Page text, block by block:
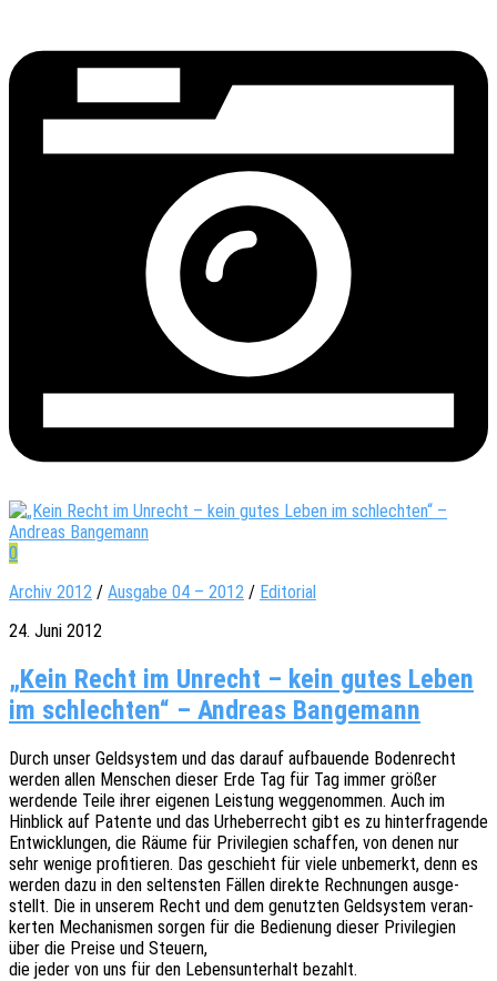
0
Archiv 2012 / Ausgabe 04 – 2012 / Editorial
24. Juni 2012
„Kein Recht im Unrecht – kein gutes Leben
im schlechten“ – Andreas Bangemann
Durch unser Geld­sys­tem und das darauf aufbau­en­de Boden­recht
werden allen Menschen dieser Erde Tag für Tag immer größer
werden­de Teile ihrer eige­nen Leis­tung wegge­nom­men. Auch im
Hinblick auf Paten­te und das Urhe­ber­recht gibt es zu hinter­fra­gen­de
Entwick­lun­gen, die Räume für Privi­le­gi­en schaf­fen, von denen nur
sehr wenige profi­tie­ren. Das geschieht für viele unbe­merkt, denn es
werden dazu in den seltens­ten Fällen direk­te Rech­nun­gen ausge­
stellt. Die in unse­rem Recht und dem genutz­ten Geld­sys­tem veran­
ker­ten Mecha­nis­men sorgen für die Bedie­nung dieser Privi­le­gi­en
über die Preise und Steuern,
die jeder von uns für den Lebens­un­ter­halt bezahlt.